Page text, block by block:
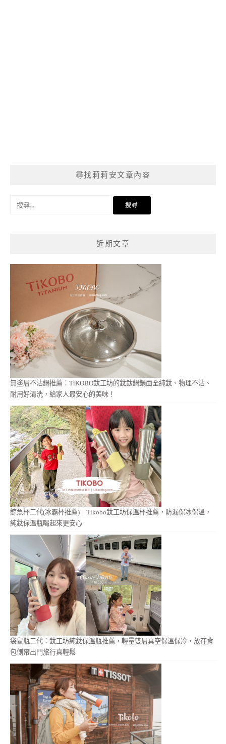
尋找莉莉安文章內容
近期文章
無塗層不沾鍋推薦：TiKOBO鈦工坊的鈦鈦鍋鍋面全純鈦、物理不沾、
耐用好清洗，給家人最安心的美味！
鯨魚杯二代(冰霸杯推薦)｜Tikobo鈦工坊保溫杯推薦，防漏保冰保溫，
純鈦保溫瓶喝起來更安心
袋鼠瓶二代：鈦工坊純鈦保溫瓶推薦，輕量雙層真空保溫保冷，放在背
包側帶出門旅行真輕鬆